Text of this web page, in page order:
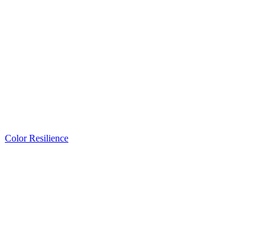
Color Resilience